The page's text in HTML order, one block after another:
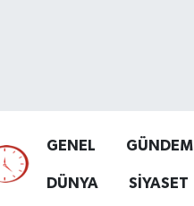
GENEL GÜNDEM
DÜNYA SİYASET